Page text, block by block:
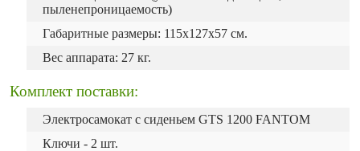
пыленепроницаемость)
Габаритные размеры: 115х127х57 см.
Вес аппарата: 27 кг.
Комплект поставки:
Электросамокат с сиденьем GTS 1200 FANTOM
Ключи - 2 шт.